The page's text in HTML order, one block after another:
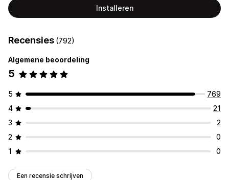
Installeren
Recensies (792)
Algemene beoordeling
5
5
769
4
21
3
2
2
0
1
0
Een recensie schrijven